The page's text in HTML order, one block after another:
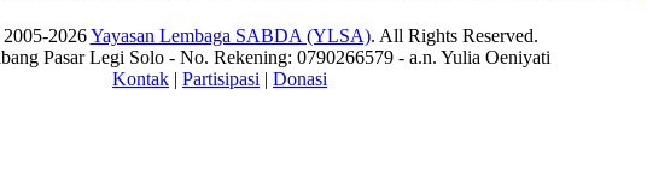
2026Yayasan Lembaga SABDA (YLSA). All Rights Reserved.
Pasar Legi Solo - No. Rekening: 0790266579 - a.n. Yulia Oeniyati
Kontak | Partisipasi | Donasi